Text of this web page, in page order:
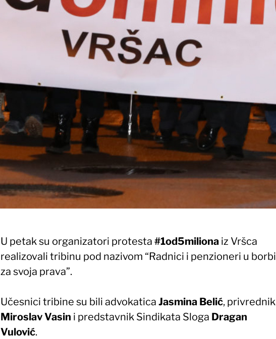
U petak su organizatori protesta #1od5miliona iz Vršca
realizovali tribinu pod nazivom “Radnici i penzioneri u borbi
za svoja prava”.
Učesnici tribine su bili advokatica Jasmina Belić, privrednik
Miroslav Vasin i predstavnik Sindikata Sloga Dragan
Vulović.